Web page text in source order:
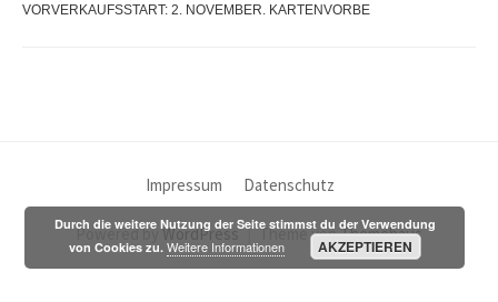
VORVERKAUFSSTART: 2. NOVEMBER. KARTENVORBE
Impressum Datenschutz
Powered byWordPress | Theme vonThemehaus
Durch die weitere Nutzung der Seite stimmst du der Verwendung
von Cookies zu. Weitere Informationen AKZEPTIEREN